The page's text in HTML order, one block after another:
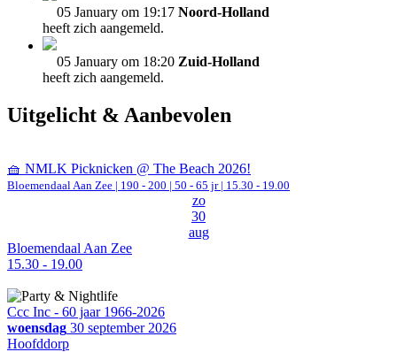
05 January om 19:17 Noord-Holland
heeft zich aangemeld.
05 January om 18:20 Zuid-Holland
heeft zich aangemeld.
Uitgelicht & Aanbevolen
🧺 NMLK Picknicken @ The Beach 2026!
Bloemendaal Aan Zee | 190 - 200 | 50 - 65 jr | 15.30 - 19.00
zo
30
aug
Bloemendaal Aan Zee
15.30 - 19.00
Ccc Inc - 60 jaar 1966-2026
woensdag 30 september 2026
Hoofddorp